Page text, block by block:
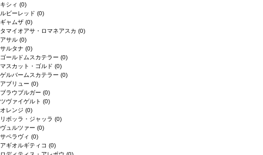
キシィ (0)
ルビーレッド (0)
ギャムザ (0)
タマイオアサ・ロマネアスカ (0)
アサル (0)
サルタナ (0)
ゴールドムスカテラー (0)
マスカット・ゴルド (0)
ゲルバームスカテラー (0)
アブリュー (0)
ブラウブルガー (0)
ツヴァイゲルト (0)
オレンジ (0)
リボッラ・ジャッラ (0)
ヴュルツァー (0)
サペラヴィ (0)
アギオルギティコ (0)